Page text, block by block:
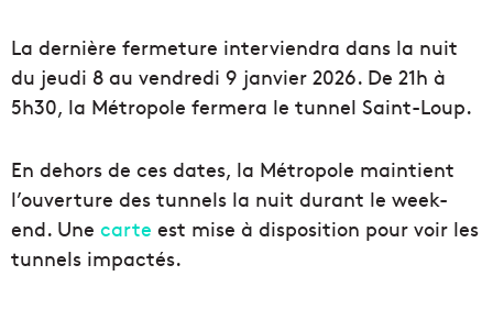
La dernière fermeture interviendra dans la nuit
du jeudi 8 au vendredi 9 janvier 2026. De 21h à
5h30, la Métropole fermera le tunnel Saint-Loup.
En dehors de ces dates, la Métropole maintient
l’ouverture des tunnels la nuit durant le week-
end. Une carte est mise à disposition pour voir les
tunnels impactés.